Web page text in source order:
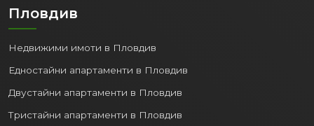
Пловдив
Недвижими имоти в Пловдив
Едностайни апартаменти в Пловдив
Двустайни апартаменти в Пловдив
Тристайни апартаменти в Пловдив